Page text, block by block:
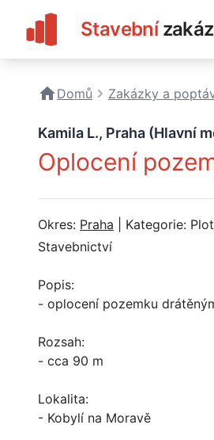
Stavební
Domů Zakázky a
Kamila L., Praha (Hlavní
Oplocení
Okres: Praha | Kategorie:
Stavebnictví
Popis:
- oplocení pozemku
Rozsah:
- cca 90 m
Lokalita:
- Kobylí na Moravě